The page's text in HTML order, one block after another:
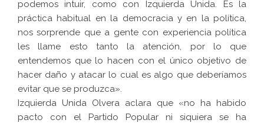
podemos intuir, como con Izquierda Unida. Es la
práctica habitual en la democracia y en la política,
nos sorprende que a gente con experiencia política
les llame esto tanto la atención, por lo que
entendemos que lo hacen con el único objetivo de
hacer daño y atacar lo cual es algo que deberíamos
evitar que se produzca».
Izquierda Unida Olvera aclara que «no ha habido
pacto con el Partido Popular ni siquiera se ha